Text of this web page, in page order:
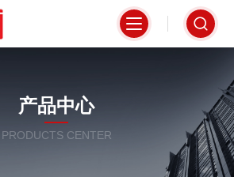
产品中心
PRODUCTS CENTER